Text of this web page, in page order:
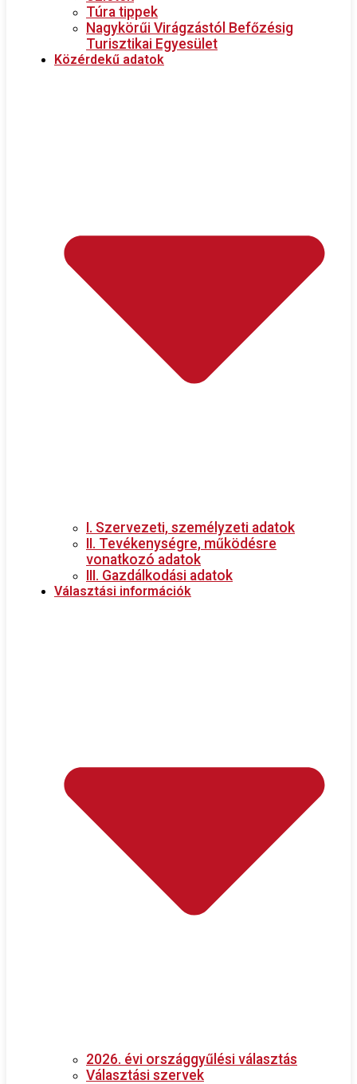
Túra tippek
Nagykörűi Virágzástól Befőzésig
Turisztikai Egyesület
Közérdekű adatok
I. Szervezeti, személyzeti adatok
II. Tevékenységre, működésre
vonatkozó adatok
III. Gazdálkodási adatok
Választási információk
2026. évi országgyűlési választás
Választási szervek